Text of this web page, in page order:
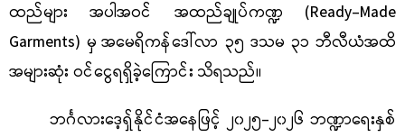
ထည်များ အပါအဝင် အထည်ချုပ်ကဏ္ဍ (Ready-Made
Garments)မှ အမေရိကန်ဒေါ်လာ ၃၅ ဒသမ ၃၁ ဘီလီယံအထိ
အများဆုံး ဝင်ငွေရရှိခဲ့ကြောင်း သိရသည်။
ဘင်္ဂလားဒေ့ရှ်နိုင်ငံအနေဖြင့် ၂၀၂၅-၂၀၂၆ ဘဏ္ဍာရေးနှစ်